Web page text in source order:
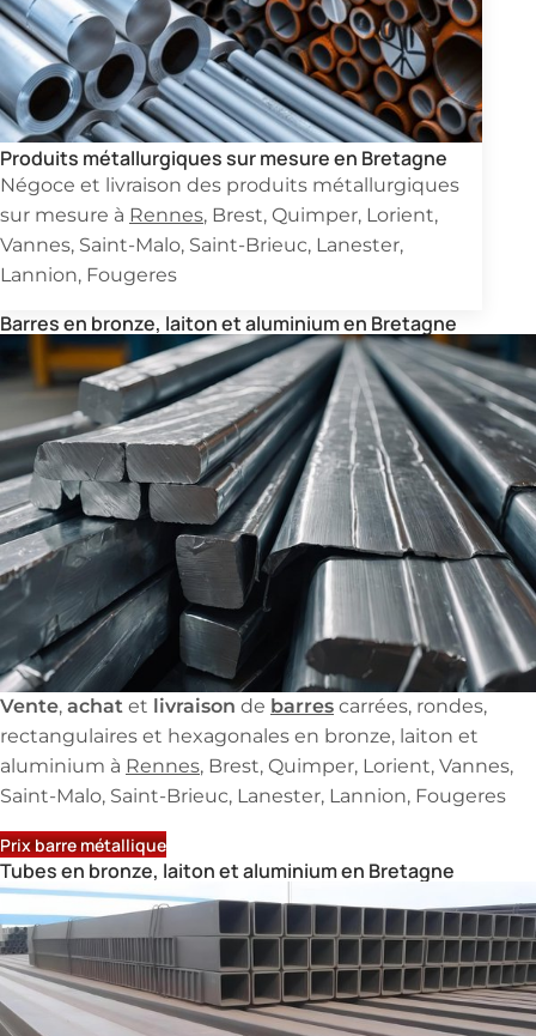
Produits métallurgiques sur mesure en Bretagne
Négoce et livraison des produits métallurgiques
sur mesure à Rennes, Brest, Quimper, Lorient,
Vannes, Saint-Malo, Saint-Brieuc, Lanester,
Lannion, Fougeres
Barres en bronze, laiton et aluminium en Bretagne
Vente,achatet livraison de barrescarrées, rondes,
rectangulaires et hexagonales en bronze, laiton et
aluminium à Rennes, Brest, Quimper, Lorient, Vannes,
Saint-Malo, Saint-Brieuc, Lanester, Lannion, Fougeres
Prix barre métallique
Tubes en bronze, laiton et aluminium en Bretagne